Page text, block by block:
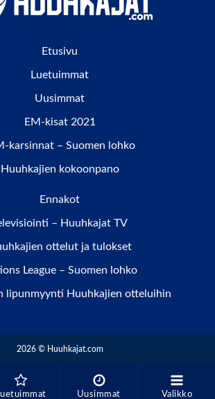
Uusimmat Valikko
Etusivu
Luetuimmat
Uusimmat
EM-kisat 2021
karsinnat – Suomen lohko
Huuhkajien kokoonpano
Ennakot
– Huuhkajat TV
ottelut ja tulokset
League – Suomen lohko
lipunmyynti Huuhkajien otteluihin
2026 © Huuhkajat.com